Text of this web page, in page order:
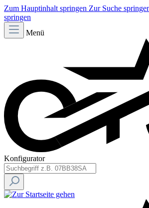
Zum Hauptinhalt springen Zur Suche
springen
Menü
Konfigurator